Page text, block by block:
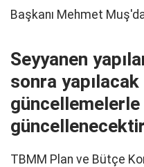
Başkanı Mehmet
Seyyanen
sonra
güncellenecektir
TBMM Plan ve Bütçe